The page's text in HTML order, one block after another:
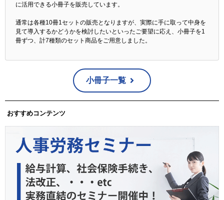
に活用できる小冊子を販売しています。
通常は各種10冊1セットの販売となりますが、実際に手に取って中身を
見て導入するかどうかを検討したいといったご要望に応え、小冊子を1
冊ずつ、計7種類のセット商品をご用意しました。
小冊子一覧
おすすめコンテンツ